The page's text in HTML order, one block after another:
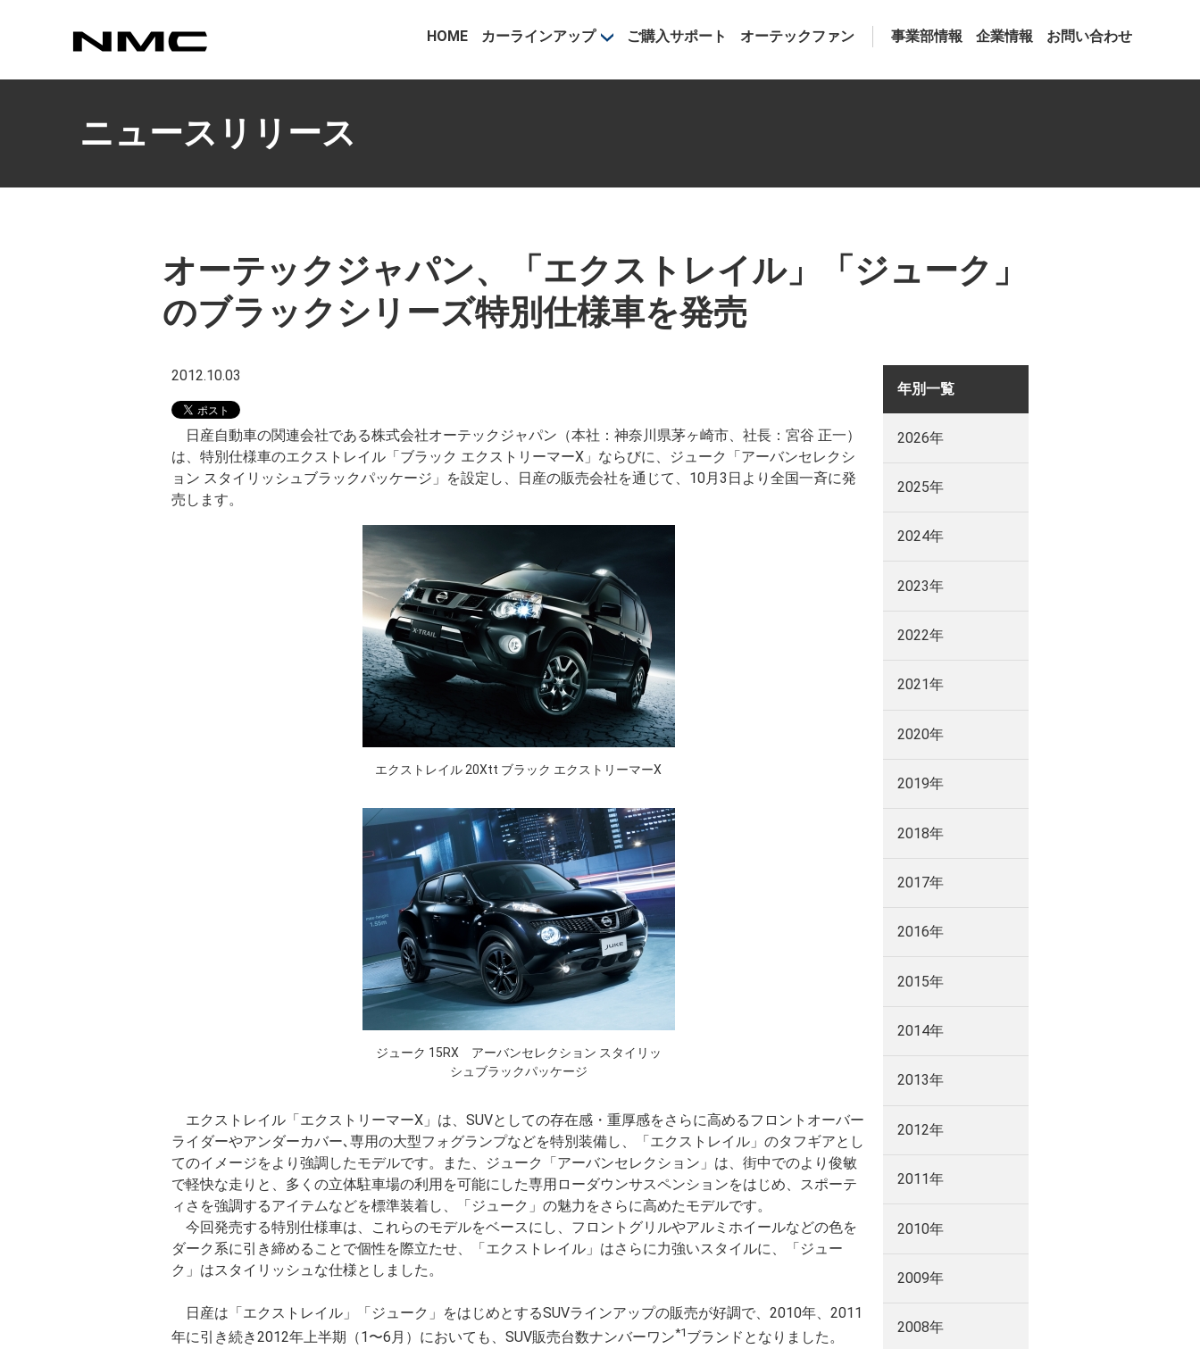
カスタマイズ事業部
HOME カーラインアップ ご購入サポート オーテックファン 事業部情報 企業情報 お問い合わせ
ニュースリリース
オーテックジャパン、「エクストレイル」「ジューク」
のブラックシリーズ特別仕様車を発売
2012.10.03
日産自動車の関連会社である株式会社オーテックジャパン（本社：神奈川県茅ヶ崎市、社長：宮谷 正一）
は、特別仕様車のエクストレイル「ブラック エクストリーマーX」ならびに、ジューク「アーバンセレクシ
ョン スタイリッシュブラックパッケージ」を設定し、日産の販売会社を通じて、10月3日より全国一斉に発
売します。
エクストレイル 20Xtt ブラック エクストリーマーX
ジューク 15RX アーバンセレクション スタイリッ
シュブラックパッケージ
エクストレイル「エクストリーマーX」は、SUVとしての存在感・重厚感をさらに高めるフロントオーバー
ライダーやアンダーカバー､専用の大型フォグランプなどを特別装備し、「エクストレイル」のタフギアとし
てのイメージをより強調したモデルです。また、ジューク「アーバンセレクション」は、街中でのより俊敏
で軽快な走りと、多くの立体駐車場の利用を可能にした専用ローダウンサスペンションをはじめ、スポーテ
ィさを強調するアイテムなどを標準装着し、「ジューク」の魅力をさらに高めたモデルです。
今回発売する特別仕様車は、これらのモデルをベースにし、フロントグリルやアルミホイールなどの色を
ダーク系に引き締めることで個性を際立たせ、「エクストレイル」はさらに力強いスタイルに、「ジュー
ク」はスタイリッシュな仕様としました。
日産は「エクストレイル」「ジューク」をはじめとするSUVラインアップの販売が好調で、2010年、2011
年に引き続き2012年上半期（1〜6月）においても、SUV販売台数ナンバーワン*1 ブランドとなりました。
年別一覧
2026年
2025年
2024年
2023年
2022年
2021年
2020年
2019年
2018年
2017年
2016年
2015年
2014年
2013年
2012年
2011年
2010年
2009年
2008年